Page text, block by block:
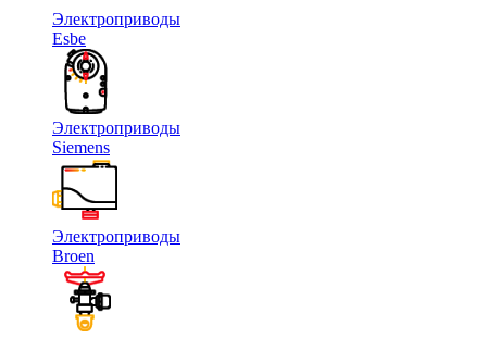
Электроприводы
Esbe
Электроприводы
Siemens
Электроприводы
Broen